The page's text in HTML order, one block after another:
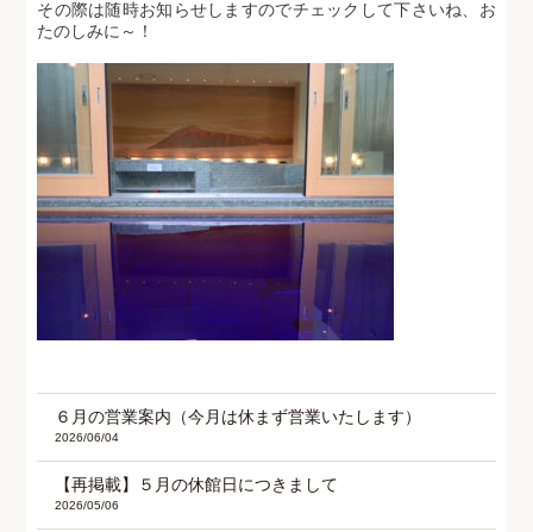
その際は随時お知らせしますのでチェックして下さいね、お
たのしみに～！
６月の営業案内（今月は休まず営業いたします）
2026/06/04
【再掲載】５月の休館日につきまして
2026/05/06